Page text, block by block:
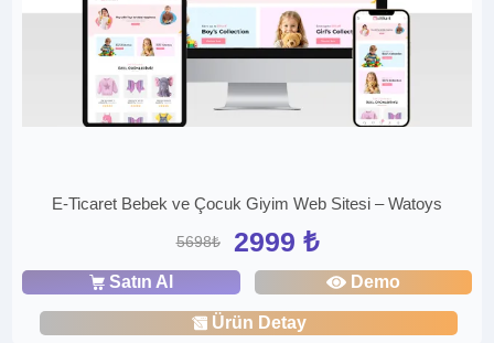
E-Ticaret Bebek ve Çocuk Giyim Web Sitesi – Watoys
5698₺ 2999 ₺
Satın Al Demo
Ürün Detay